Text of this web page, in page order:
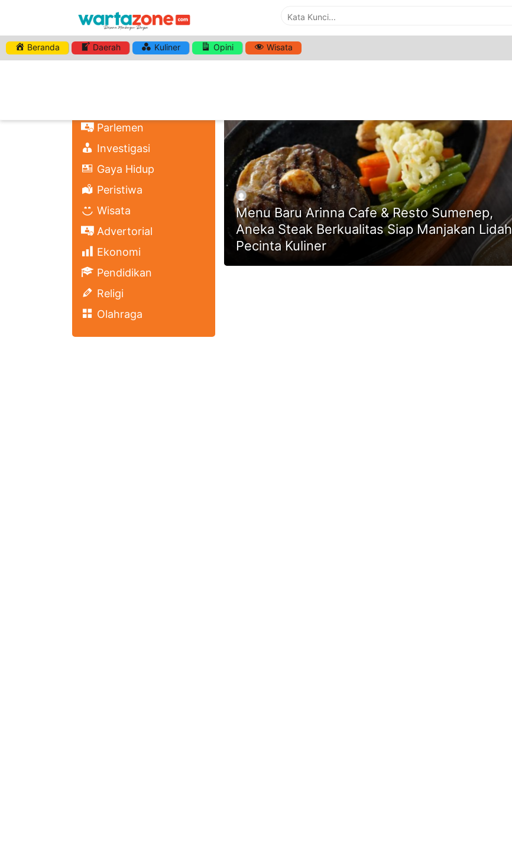
Beranda Daerah Kuliner Opini Wisata
Parlemen
Investigasi
Gaya Hidup
Peristiwa
Wisata
Advertorial
Ekonomi
Pendidikan
Religi
Olahraga
HASHTAG:PECINTA KULINER SUMENEP
Menu Baru Arinna Cafe & Resto Sumenep,
Aneka Steak Berkualitas Siap Manjakan Lidah
Pecinta Kuliner